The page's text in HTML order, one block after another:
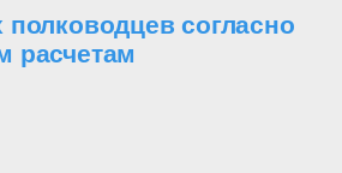
полководцев согласно
расчетам